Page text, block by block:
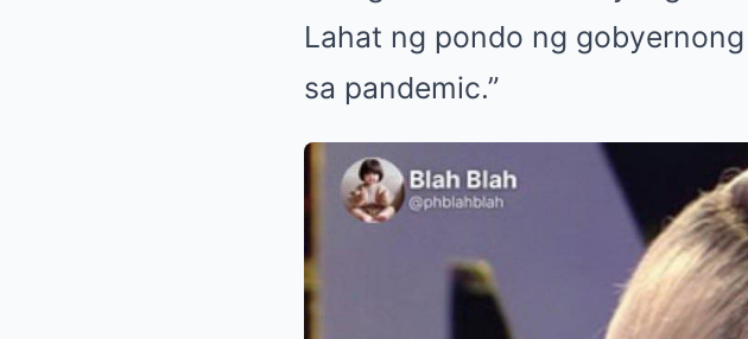
Lahat ng pondo ng
sa pandemic.”